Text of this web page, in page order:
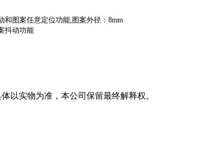
和图案任意定位功能,图案外径：8mm
抖动功能
以实物为准，本公司保留最终解释权。